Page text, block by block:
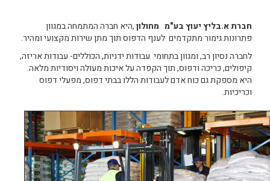
חברת א.בליץ יעוץ בע"מ מחולון,היא חברה המתמחה במגוון
פתרונות גימור מתקדמים לענף הדפוס תוך מתן שירות מקצועי ומהיר.
לחברה נסיון רב, ומגוון בתחומי עבודות ידניות, הכוללים- עבודות אריזה,
קיפולים, כריכה ודפוס, תוך הקפדה על איכות מעולה ויסודיות מלאה.
היא מספקת גם כוח אדם לעבודות הללו בבתי דפוס, מפעלי דפוס
וכריכיות.